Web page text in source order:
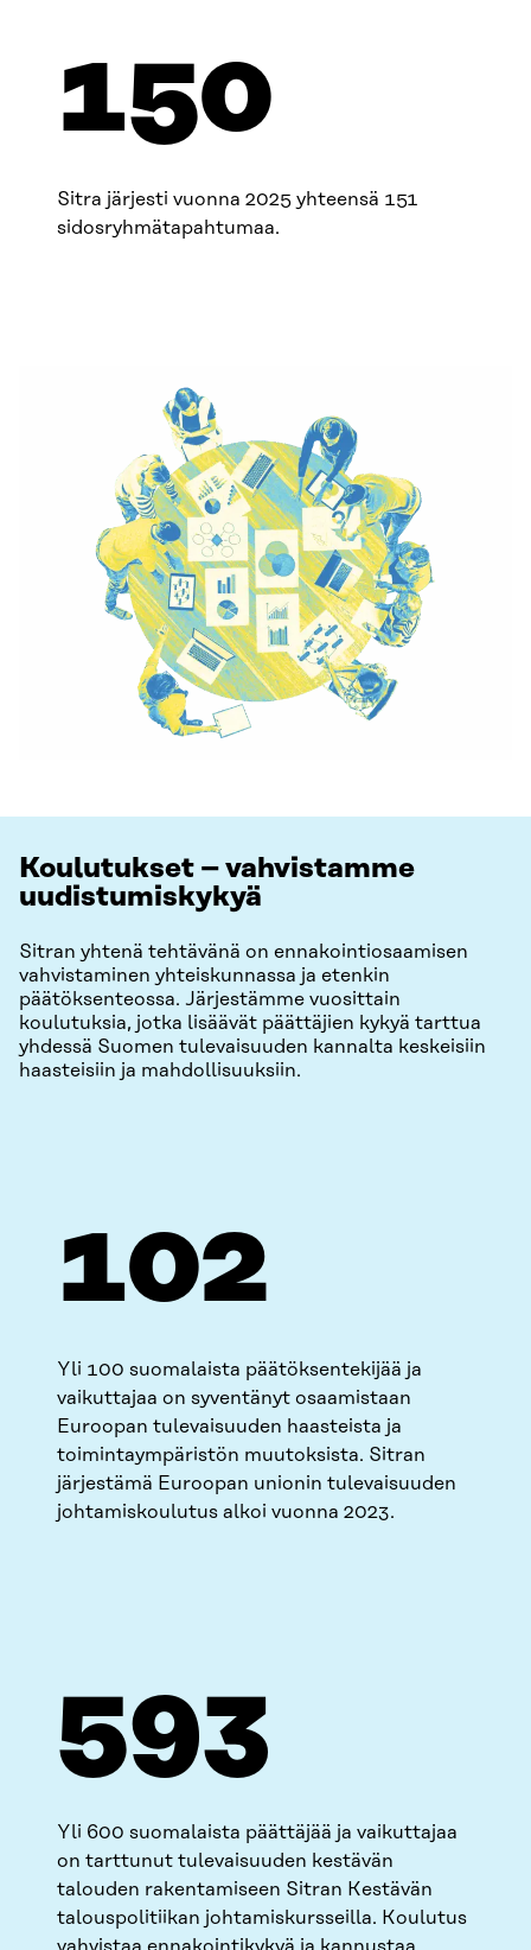
151
Sitra järjesti vuonna 2025 yhteensä 151
sidosryhmätapahtumaa.
Koulutukset – vahvistamme
uudistumiskykyä
Sitran yhtenä tehtävänä on ennakointiosaamisen
vahvistaminen yhteiskunnassa ja etenkin
päätöksenteossa. Järjestämme vuosittain
koulutuksia, jotka lisäävät päättäjien kykyä tarttua
yhdessä Suomen tulevaisuuden kannalta keskeisiin
haasteisiin ja mahdollisuuksiin.
103
Yli 100 suomalaista päätöksentekijää ja
vaikuttajaa on syventänyt osaamistaan
Euroopan tulevaisuuden haasteista ja
toimintaympäristön muutoksista. Sitran
järjestämä Euroopan unionin tulevaisuuden
johtamiskoulutus alkoi vuonna 2023.
599
Yli 600 suomalaista päättäjää ja vaikuttajaa
on tarttunut tulevaisuuden kestävän
talouden rakentamiseen Sitran Kestävän
talouspolitiikan johtamiskursseilla. Koulutus